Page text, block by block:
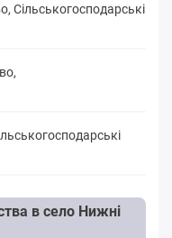
Сільськогосподарські
в село Нижні